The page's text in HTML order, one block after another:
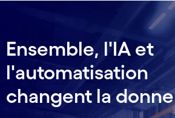
Ensemble, l'IA et
l'automatisation
changent la donne